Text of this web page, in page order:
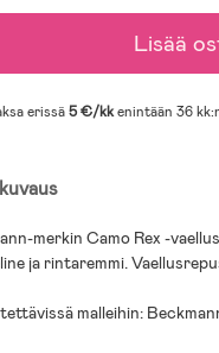
Lisää
erissä5 €/kkenintään 36
merkin Camo Rex -
ja rintaremmi.
malleihin: